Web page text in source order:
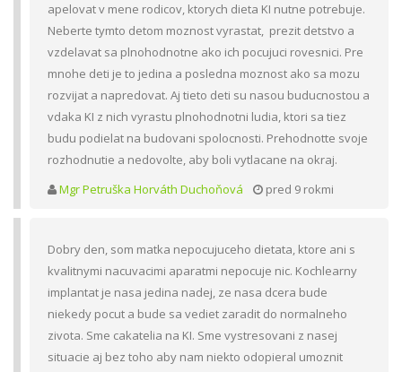
apelovat v mene rodicov, ktorych dieta KI nutne potrebuje.
Neberte tymto detom moznost vyrastat, prezit detstvo a
vzdelavat sa plnohodnotne ako ich pocujuci rovesnici. Pre
mnohe deti je to jedina a posledna moznost ako sa mozu
rozvijat a napredovat. Aj tieto deti su nasou buducnostou a
vdaka KI z nich vyrastu plnohodnotni ludia, ktori sa tiez
budu podielat na budovani spolocnosti. Prehodnotte svoje
rozhodnutie a nedovolte, aby boli vytlacane na okraj.
Mgr Petruška Horváth Duchoňová
pred 9 rokmi
Dobry den, som matka nepocujuceho dietata, ktore ani s
kvalitnymi nacuvacimi aparatmi nepocuje nic. Kochlearny
implantat je nasa jedina nadej, ze nasa dcera bude
niekedy pocut a bude sa vediet zaradit do normalneho
zivota. Sme cakatelia na KI. Sme vystresovani z nasej
situacie aj bez toho aby nam niekto odopieral umoznit